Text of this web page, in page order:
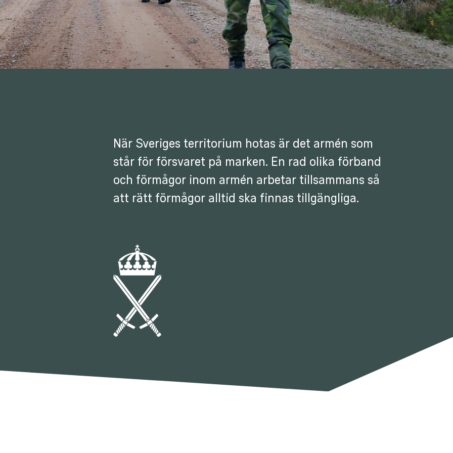
När Sveriges territorium hotas är det armén som
står för försvaret på marken. En rad olika förband
och förmågor inom armén arbetar tillsammans så
att rätt förmågor alltid ska finnas tillgängliga.